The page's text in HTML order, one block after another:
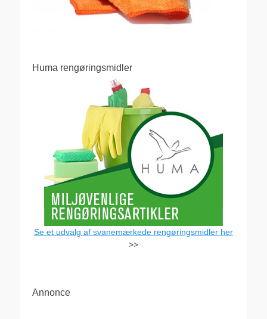
Huma rengøringsmidler
Se et udvalg af svanemærkede rengøringsmidler her
>>
Annonce